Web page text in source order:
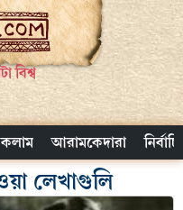
বিশ্ব
কলাম আরামকেদারা
লেখাগুলি